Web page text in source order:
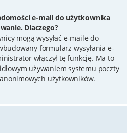
e-mail do użytkownika
Dlaczego?
mogą wysyłać e-maile do
formularz wysyłania e-
włączył tę funkcję. Ma to
używaniem systemu poczty
użytkowników.